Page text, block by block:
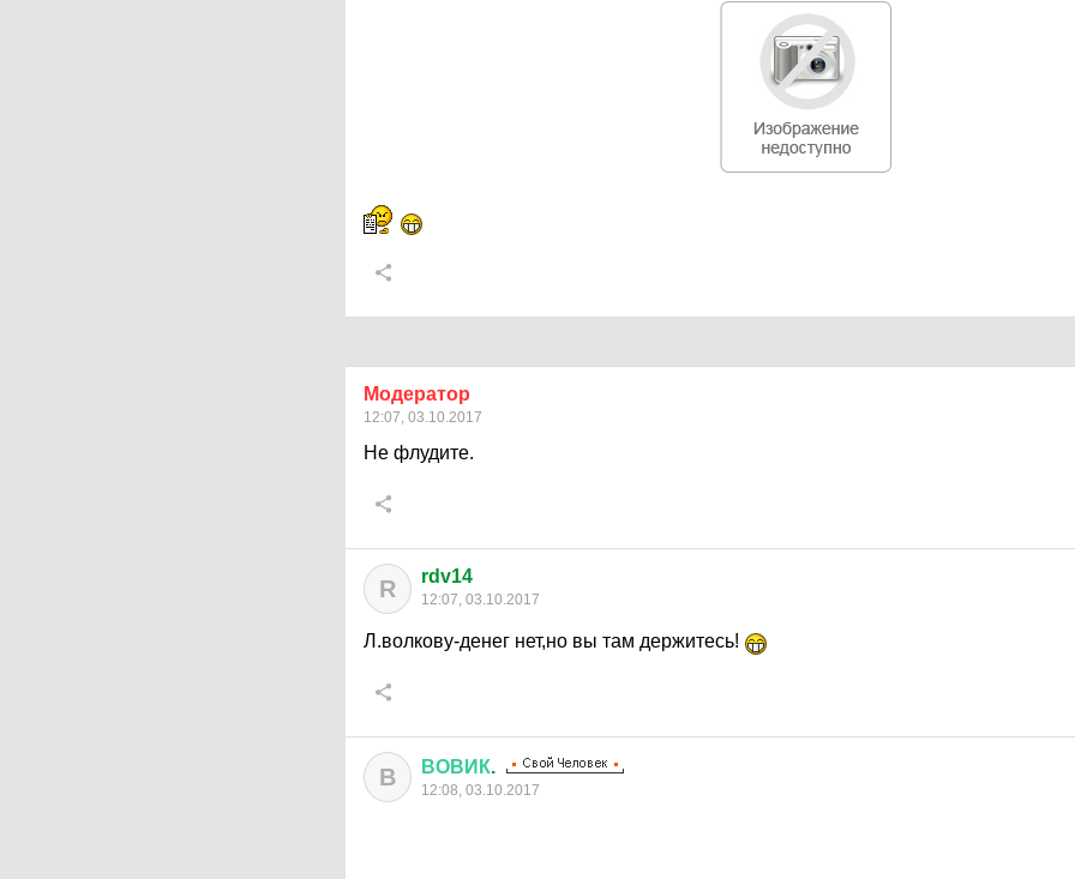
Модератор
12:07, 03.10.2017
Не флудите.
R rdv14
12:07, 03.10.2017
Л.волкову-денег нет,но вы там держитесь!
В ВОВИК.
12:08, 03.10.2017